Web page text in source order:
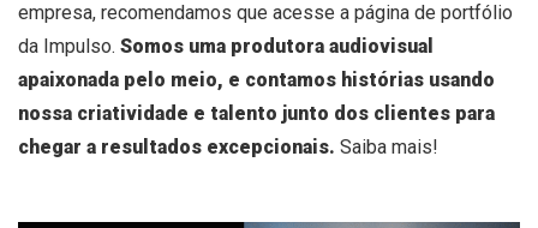
empresa, recomendamos que acesse a página de portfólio
da Impulso. Somos uma produtora audiovisual
apaixonada pelo meio, e contamos histórias usando
nossa criatividade e talento junto dos clientes para
chegar a resultados excepcionais. Saiba mais!